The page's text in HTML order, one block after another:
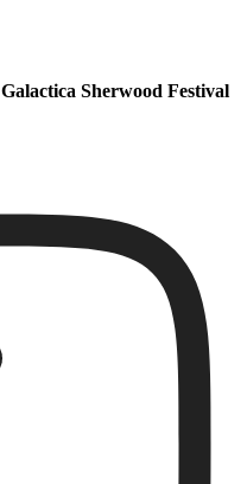
Galactica Sherwood Festival